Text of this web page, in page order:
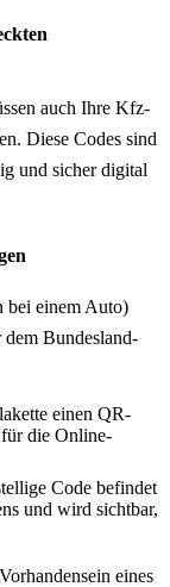
auch Ihre Kfz-
Diese Codes sind
und sicher digital
bei einem Auto)
dem Bundesland-
einen QR-
die Online-
Code befindet
und wird sichtbar,
eines